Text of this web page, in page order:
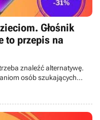
Głośnik
to przepis na
znaleźć alternatywę.
osób szukających